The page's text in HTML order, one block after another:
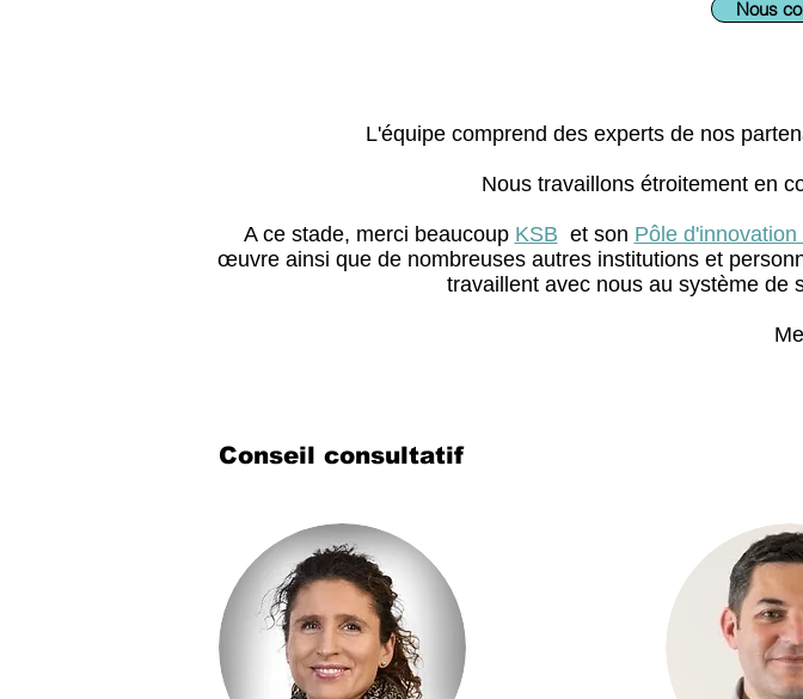
Nous
L'équipe comprend des experts de nos
Nous travaillons étroitement en
A ce stade, merci beaucoup KSB et son Pôle
œuvre ainsi que de nombreuses autres institutions et
travaillent avec nous au système de
Conseil consultatif